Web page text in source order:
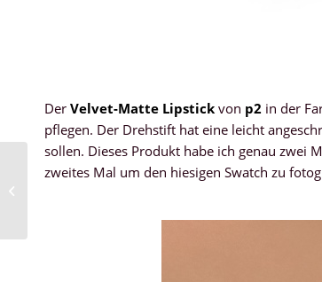
Der Velvet-Matte Lipstick von p2 in der
pflegen. Der Drehstift hat eine leicht
sollen. Dieses Produkt habe ich genau zwei
zweites Mal um den hiesigen Swatch zu
Dior – Vernis Rouge